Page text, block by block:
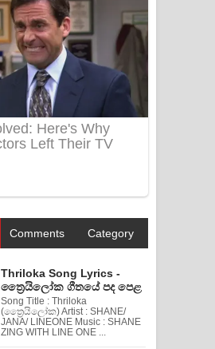
Comments Category
Thriloka Song Lyrics -
ත්‍රෛයිලෝක ගීතයේ පද පෙළ
Song Title : Thriloka
(ත්‍රෛයිලෝක) Artist : SHANE/
JANA/ LINEONE Music : SHANE
ZING WITH LINE ONE ...